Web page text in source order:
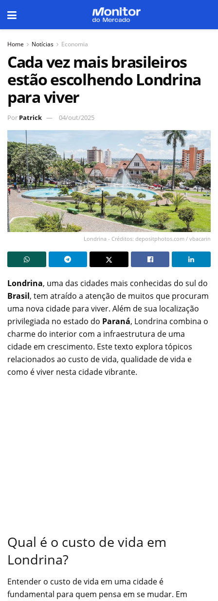
Home Notícias Economia
Cada vez mais brasileiros
estão escolhendo Londrina
para viver
Por Patrick 04/out/2025
Londrina - Créditos: depositphotos.com / vbacarin
Londrina, uma das cidades mais conhecidas do sul do
Brasil, tem atraído a atenção de muitos que procuram
uma nova cidade para viver. Além de sua localização
privilegiada no estado do Paraná, Londrina combina o
charme do interior com a infraestrutura de uma
cidade em crescimento. Este texto explora tópicos
relacionados ao custo de vida, qualidade de vida e
como é viver nesta cidade vibrante.
Qual é o custo de vida em
Londrina?
Entender o custo de vida em uma cidade é
fundamental para quem pensa em se mudar. Em